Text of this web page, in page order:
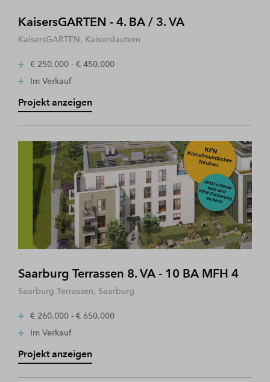
KaisersGARTEN - 4. BA / 3. VA
KaisersGARTEN, Kaiserslautern
€ 250.000 - € 450.000
Im Verkauf
Projekt anzeigen
Saarburg Terrassen 8. VA - 10 BA MFH 4
Saarburg Terrassen, Saarburg
€ 260.000 - € 650.000
Im Verkauf
Projekt anzeigen